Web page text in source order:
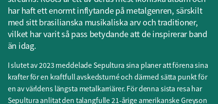
har haft ett enormt inflytande på metalgenren, särskilt
med sitt brasilianska musikaliska arv och traditioner,
vilket har varit så pass betydande att de inspirerar band
än idag.
I slutet av 2023 meddelade Sepultura sina planer att förena sina
krafter för en kraftfull avskedsturné och därmed sätta punkt för
en av världens längsta metalkarriärer. För denna sista resa har
Sepultura anlitat den talangfulle 21-årige amerikanske Greyson